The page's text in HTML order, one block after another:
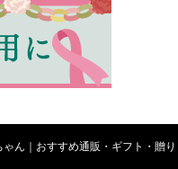
ん｜おすすめ通販・ギフト・贈り